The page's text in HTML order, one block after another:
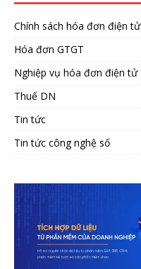
Chính sách hóa đơn điện tử
Hóa đơn GTGT
Nghiệp vụ hóa đơn điện tử
Thuế DN
Tin tức
Tin tức công nghệ số